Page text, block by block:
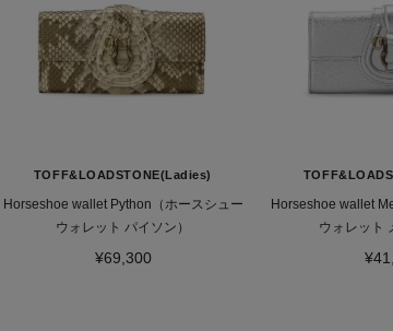
TOFF&LOADSTONE(Ladies)
Horseshoe wallet Python（ホースシュー
ウォレット パイソン）
¥69,300
Horseshoe wallet
ウォレット